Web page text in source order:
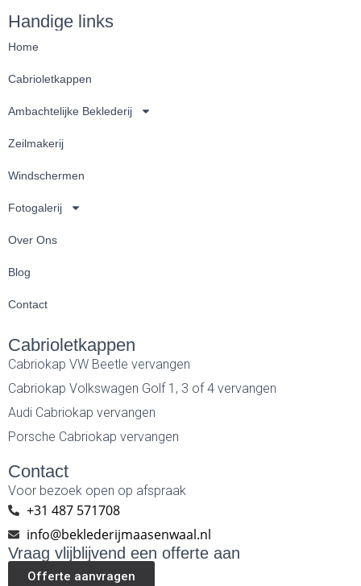
Handige links
Home
Cabrioletkappen
Ambachtelijke Beklederij
Zeilmakerij
Windschermen
Fotogalerij
Over Ons
Blog
Contact
Cabrioletkappen
Cabriokap VW Beetle vervangen
Cabriokap Volkswagen Golf 1, 3 of 4 vervangen
Audi Cabriokap vervangen
Porsche Cabriokap vervangen
Contact
Voor bezoek open op afspraak
+31 487 571708
info@beklederijmaasenwaal.nl
Vraag vlijblijvend een offerte aan
Offerte aanvragen